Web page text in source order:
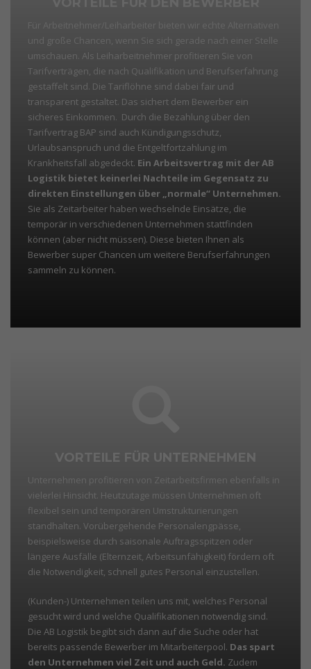
Für Arbeitnehmer/Leiharbeiter bieten wir echte Alternativen
und große Chancen, wenn Sie sich gerade nach einer Stelle
umschauen. Als Leiharbeitnehmer profitieren Sie von
Tarifverträgen, die nach Qualifikation und Berufserfahrung
gestaffelt sind. Die Tariflöhne sind dabei fair und
transparent gestaltet. Das sichert dem Bewerber ein
sicheres Einkommen. Durch die Bezahlung über den
Tarifvertrag BAP sind auch Kündigungsschutz,
Urlaubsanspruch und die Entgeltfortzahlung im
Krankheitsfall abgedeckt. Ein Arbeitsvertrag mit der AB
Logistik bietet keinerlei Nachteile im Gegensatz zu
direkten Einstellungen über „normale“ Unternehmen.
Sie als Zeitarbeiter haben wechselnde Einsätze, die
temporär in verschiedenen Unternehmen stattfinden
können (aber nicht müssen). Diese bieten Ihnen als
Bewerber super Chancen um weitere Berufserfahrungen
sammeln zu können.
VORTEILE FÜR UNTERNEHMEN
Unternehmen profitieren von Zeitarbeitsfirmen ebenfalls in
vielerlei Hinsicht. Heutzutage müssen Unternehmen oft
flexibel sein und temporären Umstrukturierungen
standhalten. Vorübergehende Personalengpässe,
beispielsweise durch saisonale Auftragsspitzen oder
längere Ausfälle (Elternzeit, Arbeitsunfähigkeit) fördern oft
die Notwendigkeit, schnell gutes Personal einzustellen.
(Kunden-) Unternehmen teilen uns mit, welches Personal
gesucht wird und welche Qualifikationen notwendig sind.
Die AB Logistik begibt sich dann auf die Suche oder hat
bereits passende Bewerber im Mitarbeiterpool. Das spart
den Unternehmen viel Zeit und auch Geld. Zudem